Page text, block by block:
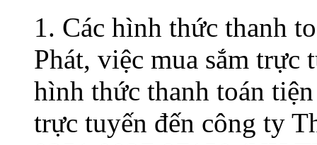
1. Các hình thức thanh
Phát, việc mua sắm trực
hình thức thanh toán
trực tuyến đến công ty